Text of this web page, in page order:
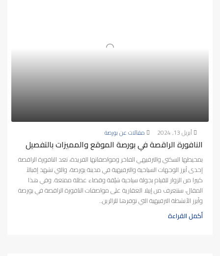
أبريل 13, 2024 مقالات عن بورصة
النافورة الراقصة في بورصة الموقع والمميزات بالتفصيل
بمحيطها السكني والترفيهي الفاخر ومواصفاتها الفريدة، تعد النافورة الراقصة
إحدى أبرز الوجهات السياحية والترفيهية في مدينة بورصة، والتي تشهد إقبالاً
كبيرا من الزوار للقيام بجولة سياحية شيّقة وقضاء عطلة ممتعة. وفي هذا
المقال، سنتعرف من إيبلا العقارية على مواصفات النافورة الراقصة في بورصة
وأبرز الأنشطة الترفيهية التي توفرها للزائرين..
أكمل القراءة